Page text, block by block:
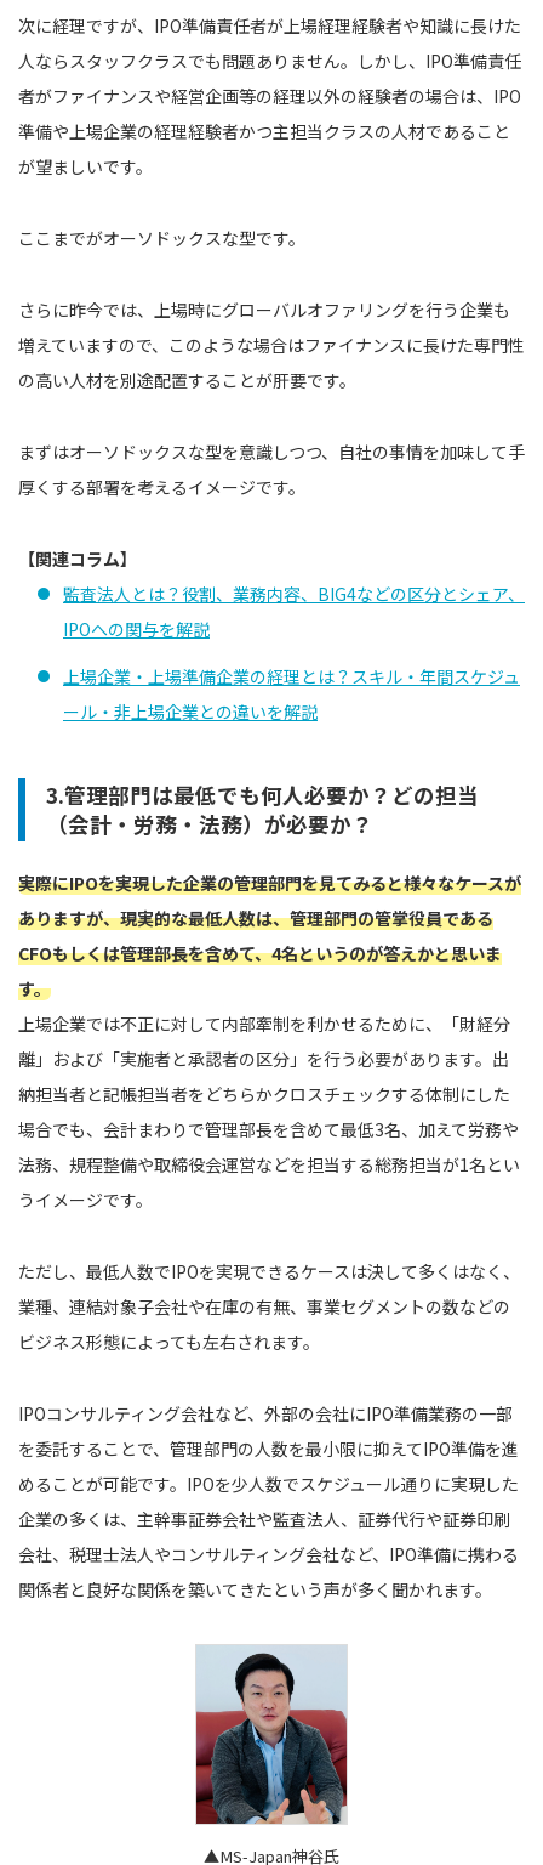
次に経理ですが、IPO準備責任者が上場経理経験者や知識に長けた
人ならスタッフクラスでも問題ありません。しかし、IPO準備責任
者がファイナンスや経営企画等の経理以外の経験者の場合は、IPO
準備や上場企業の経理経験者かつ主担当クラスの人材であること
が望ましいです。
ここまでがオーソドックスな型です。
さらに昨今では、上場時にグローバルオファリングを行う企業も
増えていますので、このような場合はファイナンスに長けた専門性
の高い人材を別途配置することが肝要です。
まずはオーソドックスな型を意識しつつ、自社の事情を加味して手
厚くする部署を考えるイメージです。
【関連コラム】
監査法人とは？役割、業務内容、BIG4などの区分とシェア、
IPOへの関与を解説
上場企業・上場準備企業の経理とは？スキル・年間スケジュ
ール・非上場企業との違いを解説
3.管理部門は最低でも何人必要か？どの担当
（会計・労務・法務）が必要か？
実際にIPOを実現した企業の管理部門を見てみると様々なケースが
ありますが、現実的な最低人数は、管理部門の管掌役員である
CFOもしくは管理部長を含めて、4名というのが答えかと思いま
す。
上場企業では不正に対して内部牽制を利かせるために、「財経分
離」および「実施者と承認者の区分」を行う必要があります。出
納担当者と記帳担当者をどちらかクロスチェックする体制にした
場合でも、会計まわりで管理部長を含めて最低3名、加えて労務や
法務、規程整備や取締役会運営などを担当する総務担当が1名とい
うイメージです。
ただし、最低人数でIPOを実現できるケースは決して多くはなく、
業種、連結対象子会社や在庫の有無、事業セグメントの数などの
ビジネス形態によっても左右されます。
IPOコンサルティング会社など、外部の会社にIPO準備業務の一部
を委託することで、管理部門の人数を最小限に抑えてIPO準備を進
めることが可能です。IPOを少人数でスケジュール通りに実現した
企業の多くは、主幹事証券会社や監査法人、証券代行や証券印刷
会社、税理士法人やコンサルティング会社など、IPO準備に携わる
関係者と良好な関係を築いてきたという声が多く聞かれます。
▲MS-Japan神谷氏